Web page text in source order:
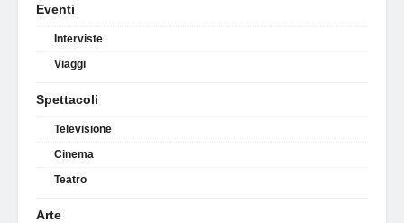
Eventi
Interviste
Viaggi
Spettacoli
Televisione
Cinema
Teatro
Arte